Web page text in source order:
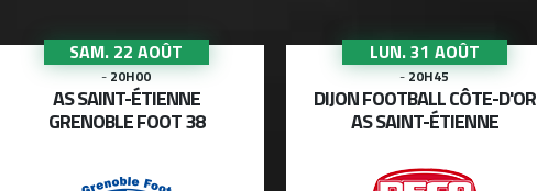
SAM. 22 AOÛT
-20H00
AS SAINT-ÉTIENNE
GRENOBLE FOOT 38
LUN. 31 AOÛT
-20H45
DIJON FOOTBALL CÔTE-D'OR
AS SAINT-ÉTIENNE